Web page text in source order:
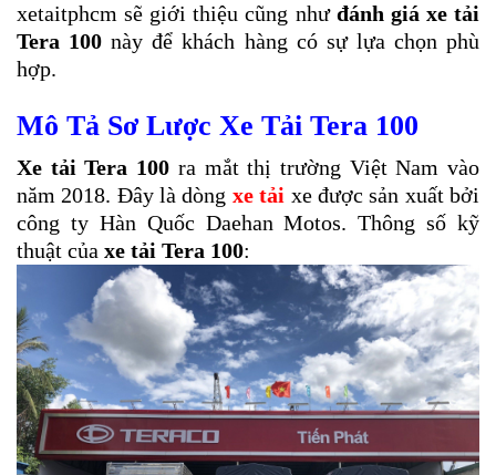
xetaitphcm sẽ giới thiệu cũng như đánh giá xe tải
Tera 100 này để khách hàng có sự lựa chọn phù
hợp.
Mô Tả Sơ Lược Xe Tải Tera 100
Xe tải Tera 100 ra mắt thị trường Việt Nam vào
năm 2018. Đây là dòng xe tải xe được sản xuất bởi
công ty Hàn Quốc Daehan Motos. Thông số kỹ
thuật của xe tải Tera 100: